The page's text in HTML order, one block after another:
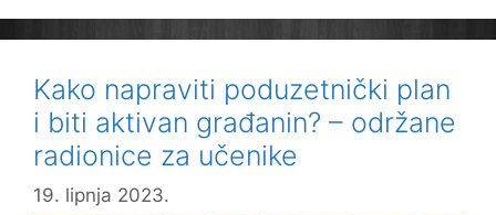
na
UPS!-
Kako napraviti poduzetnički plan
i biti aktivan građanin? – održane
radionice za učenike
19. lipnja 2023.